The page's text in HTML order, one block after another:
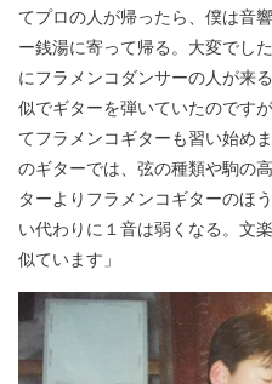
てプロの人が帰ったら、僕は音
ー銭湯に寄って帰る。大変でし
にフラメンコダンサーの人が来
似でギターを弾いていたのです
てフラメンコギターも習い始め
のギターでは、弦の種類や駒の
ターよりフラメンコギターのほ
い代わりに１音は弱くなる。文
似ています」